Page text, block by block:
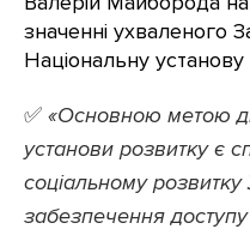
значенні ухваленого
Національну установу
✅ «Основною метою
установи розвитку є
соціальному
забезпечення